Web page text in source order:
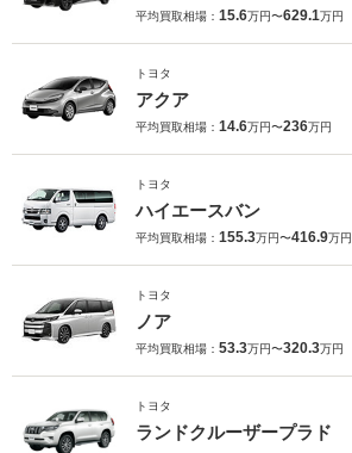
平均買取相場： 15.6万円〜629.1万円
トヨタ
アクア
平均買取相場： 14.6万円〜236万円
トヨタ
ハイエースバン
平均買取相場： 155.3万円〜416.9万円
トヨタ
ノア
平均買取相場： 53.3万円〜320.3万円
トヨタ
ランドクルーザープラド